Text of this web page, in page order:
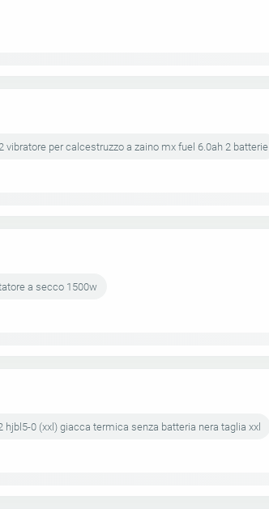
per calcestruzzo a zaino mx fuel 6.0ah 2 batterie
a secco 1500w
0 (xxl) giacca termica senza batteria nera taglia xxl